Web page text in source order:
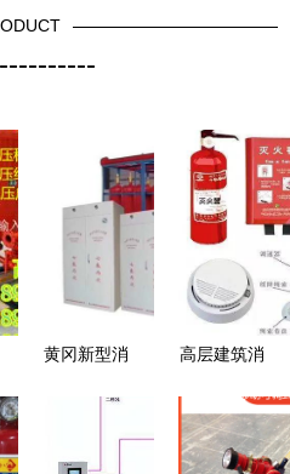
黄冈新型消
备的品质之
高层建筑消
命”的逃生
通道与泡沫